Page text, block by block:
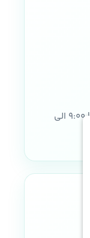
شنبه تا پنجشنبه | ۹:۰۰ الی